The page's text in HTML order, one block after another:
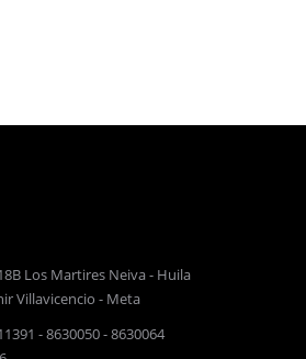
Los Martires Neiva - Huila
Villavicencio - Meta
- 8630050 - 8630064